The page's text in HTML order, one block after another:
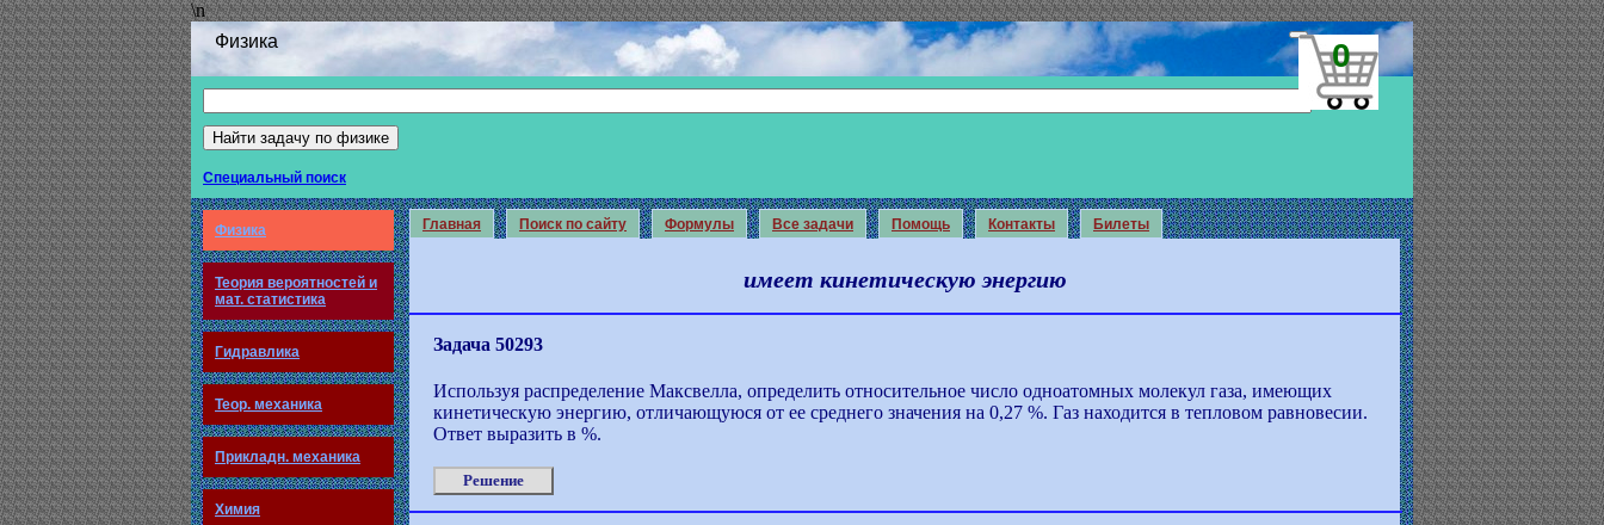
\n
Физика
0
Специальный поиск
Физика
Теория вероятностей и
мат. статистика
Гидравлика
Теор. механика
Прикладн. механика
Химия
Главная Поиск по сайту Формулы Все задачи Помощь Контакты Билеты
имеет кинетическую энергию
Задача 50293
Используя распределение Максвелла, определить относительное число одноатомных молекул газа, имеющих
кинетическую энергию, отличающуюся от ее среднего значения на 0,27 %. Газ находится в тепловом равновесии.
Ответ выразить в %.
Решение